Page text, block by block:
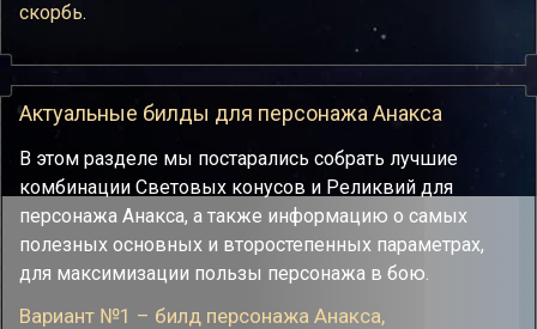
скорбь.
Актуальные билды для персонажа Анакса
В этом разделе мы постарались собрать лучшие
комбинации Световых конусов и Реликвий для
персонажа Анакса, а также информацию о самых
полезных основных и второстепенных параметрах,
для максимизации пользы персонажа в бою.
Вариант №1 – билд персонажа Анакса,